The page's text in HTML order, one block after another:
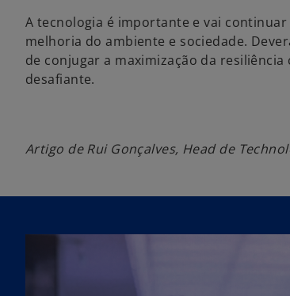
A tecnologia é importante e vai
melhoria do ambiente e sociedade.
de conjugar a maximização da
desafiante.
Artigo de Rui Gonçalves, Head de